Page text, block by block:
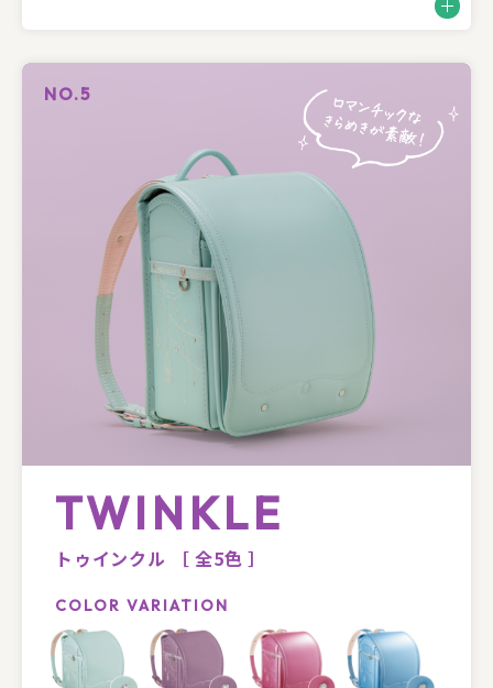
NO.5
TWINKLE
トゥインクル ［ 全5色 ］
COLOR VARIATION